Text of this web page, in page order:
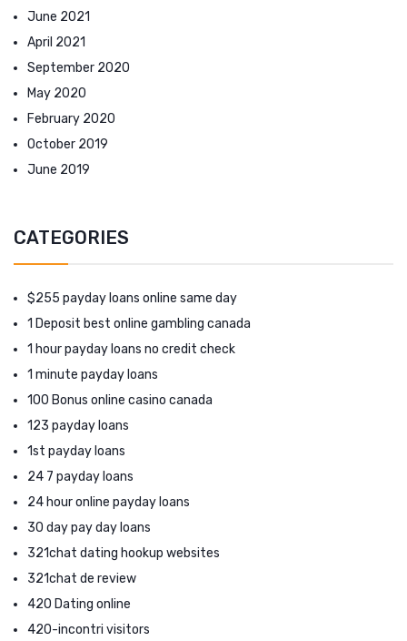
June 2021
April 2021
September 2020
May 2020
February 2020
October 2019
June 2019
CATEGORIES
$255 payday loans online same day
1 Deposit best online gambling canada
1 hour payday loans no credit check
1 minute payday loans
100 Bonus online casino canada
123 payday loans
1st payday loans
24 7 payday loans
24 hour online payday loans
30 day pay day loans
321chat dating hookup websites
321chat de review
420 Dating online
420-incontri visitors